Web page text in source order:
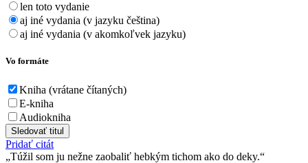
len toto vydanie
aj iné vydania (v jazyku čeština)
aj iné vydania (v akomkoľvek jazyku)
Vo formáte
Kniha (vrátane čítaných)
E-kniha
Audiokniha
Sledovať titul
Pridať citát
Túžil som ju nežne zaobaliť hebkým tichom ako do deky.